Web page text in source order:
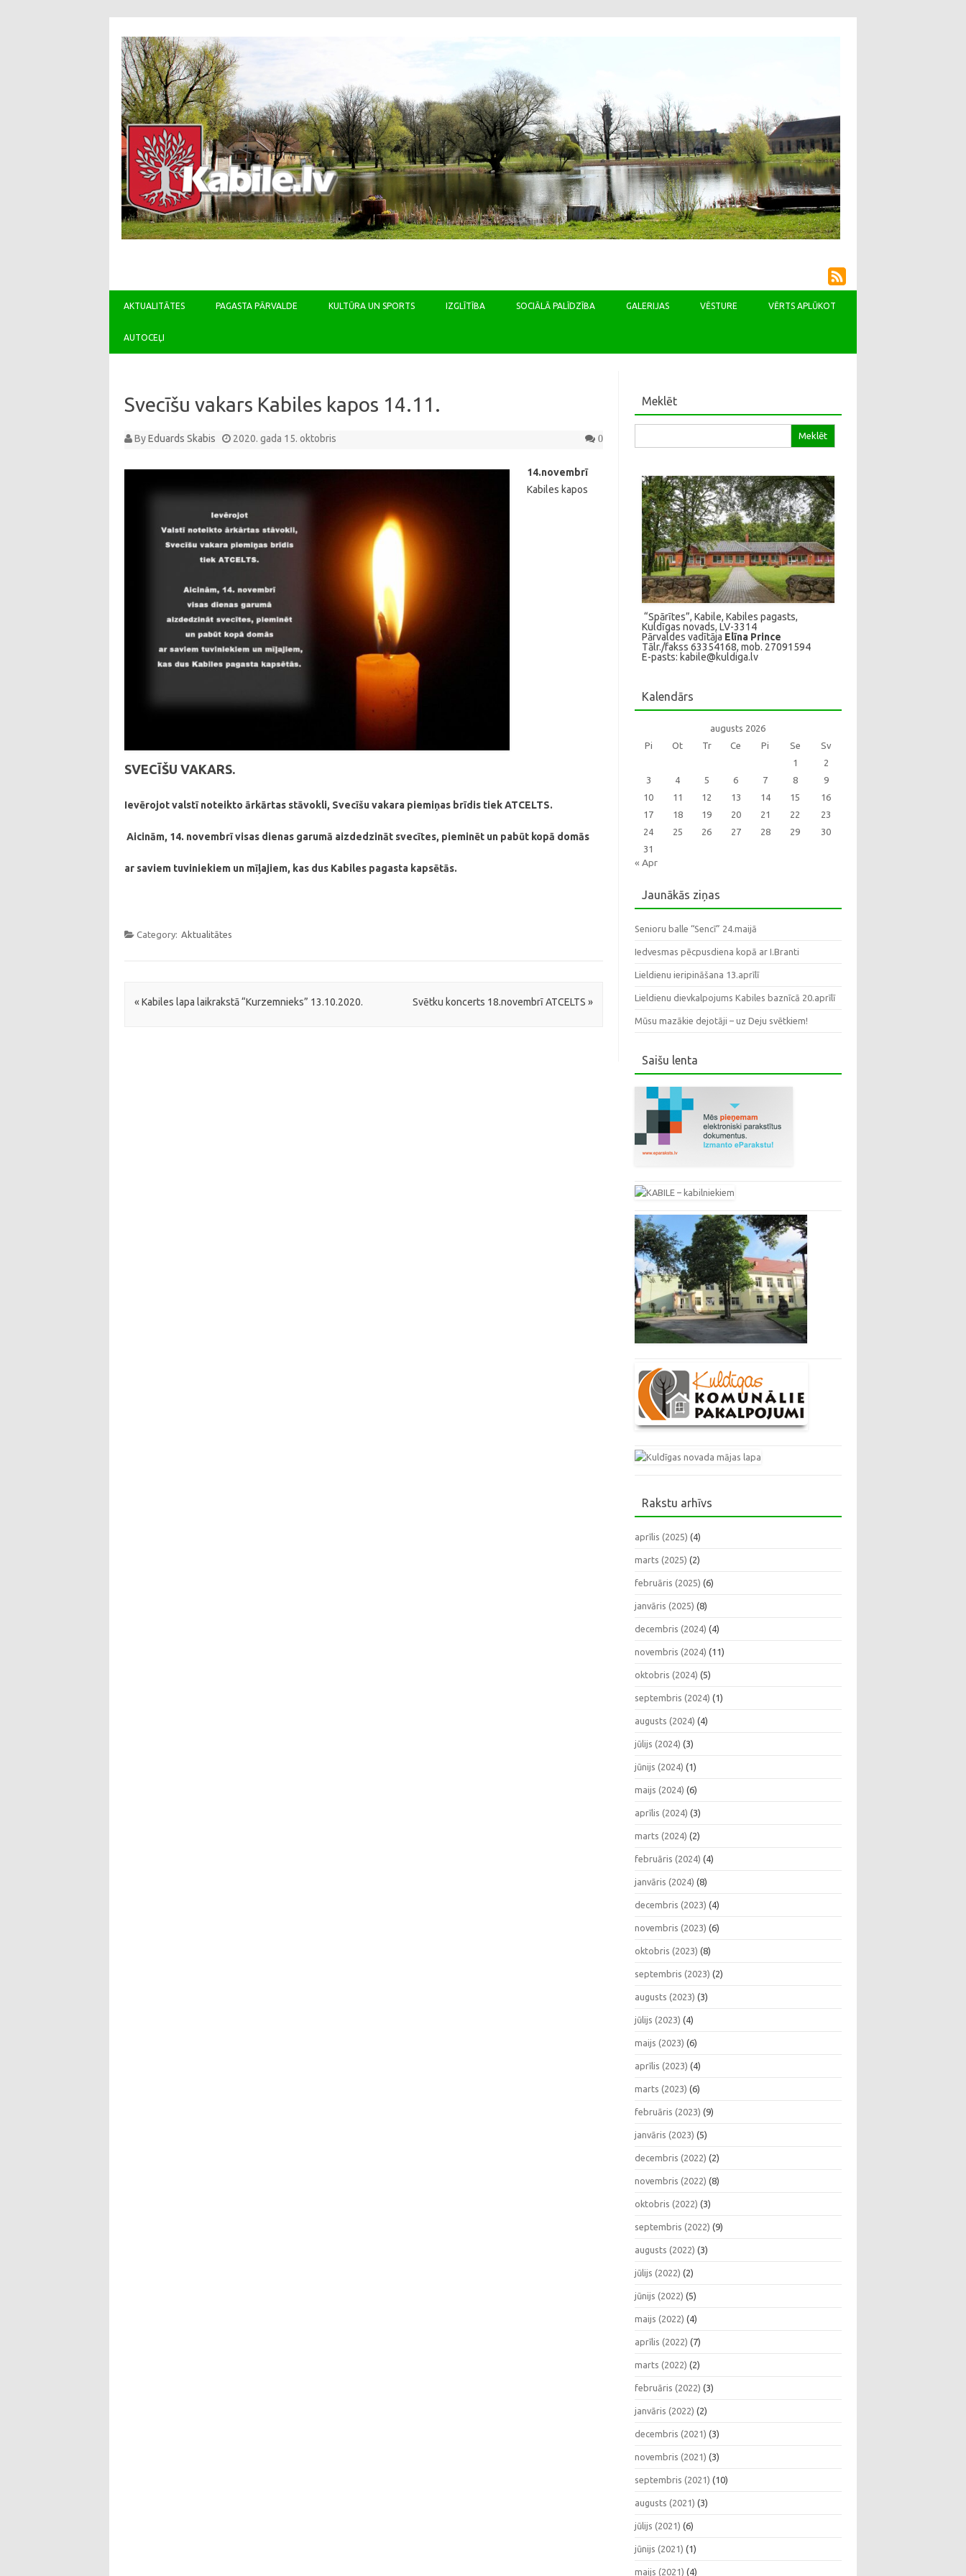
AKTUALITĀTES PAGASTA PĀRVALDE KULTŪRA UN SPORTS IZGLĪTĪBA SOCIĀLĀ PALĪDZĪBA GALERIJAS VĒSTURE VĒRTS APLŪKOT
AUTOCEĻI
Svecīšu vakars Kabiles kapos 14.11.
By Eduards Skabis 2020. gada 15. oktobris 0
14.novembrī
Kabiles kapos
SVECĪŠU VAKARS.
Ievērojot valstī noteikto ārkārtas stāvokli, Svecīšu vakara piemiņas brīdis tiek ATCELTS.
Aicinām, 14. novembrīvisas dienas garumā aizdedzināt svecītes, pieminēt un pabūt kopā domās
ar saviem tuviniekiem un mīļajiem, kas dus Kabiles pagasta kapsētās.
Category: Aktualitātes
Post navigation
«Kabiles lapa laikrakstā “Kurzemnieks” 13.10.2020. Svētku koncerts 18.novembrī ATCELTS»
Meklēt
“Spārītes”, Kabile, Kabiles pagasts,
Kuldīgas novads, LV-3314
Pārvaldes vadītāja Elīna Prince
Tālr./fakss 63354168, mob. 27091594
E-pasts: kabile@kuldiga.lv
Kalendārs
augusts 2026
Pi
Ot Tr Ce Pi Se
Sv
1
2
3
4 5 6 7 8
9
10
11 12 13 14 15
16
17
18 19 20 21 22
23
24
25 26 27 28 29
30
31
« Apr
Jaunākās ziņas
Senioru balle “Sencī” 24.maijā
Iedvesmas pēcpusdiena kopā ar I.Branti
Lieldienu ieripināšana 13.aprīlī
Lieldienu dievkalpojums Kabiles baznīcā 20.aprīlī
Mūsu mazākie dejotāji – uz Deju svētkiem!
Saišu lenta
Rakstu arhīvs
aprīlis (2025) (4)
marts (2025) (2)
februāris (2025) (6)
janvāris (2025) (8)
decembris (2024) (4)
novembris (2024) (11)
oktobris (2024) (5)
septembris (2024) (1)
augusts (2024) (4)
jūlijs (2024) (3)
jūnijs (2024) (1)
maijs (2024) (6)
aprīlis (2024) (3)
marts (2024) (2)
februāris (2024) (4)
janvāris (2024) (8)
decembris (2023) (4)
novembris (2023) (6)
oktobris (2023) (8)
septembris (2023) (2)
augusts (2023) (3)
jūlijs (2023) (4)
maijs (2023) (6)
aprīlis (2023) (4)
marts (2023) (6)
februāris (2023) (9)
janvāris (2023) (5)
decembris (2022) (2)
novembris (2022) (8)
oktobris (2022) (3)
septembris (2022) (9)
augusts (2022) (3)
jūlijs (2022) (2)
jūnijs (2022) (5)
maijs (2022) (4)
aprīlis (2022) (7)
marts (2022) (2)
februāris (2022) (3)
janvāris (2022) (2)
decembris (2021) (3)
novembris (2021) (3)
septembris (2021) (10)
augusts (2021) (3)
jūlijs (2021) (6)
jūnijs (2021) (1)
maijs (2021) (4)